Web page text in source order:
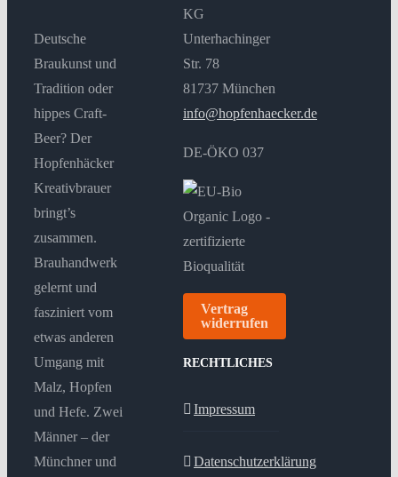
Deutsche
Braukunst und
Tradition oder
hippes Craft-
Beer? Der
Hopfenhäcker
Kreativbrauer
bringt’s
zusammen.
Brauhandwerk
gelernt und
fasziniert vom
etwas anderen
Umgang mit
Malz, Hopfen
und Hefe. Zwei
Männer – der
Münchner und
KG
Unterhachinger
Str. 78
81737 München
info@hopfenhaecker.de
DE-ÖKO 037
Vertrag
widerrufen
RECHTLICHES
Impressum
Datenschutzerklärung